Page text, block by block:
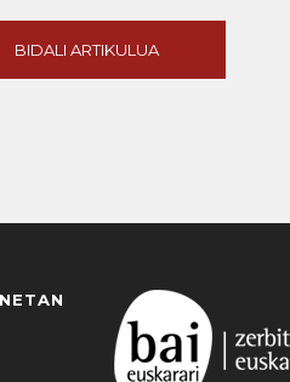
BIDALI ARTIKULUA